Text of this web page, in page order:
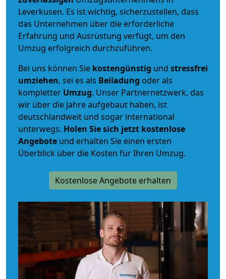
Leverkusen. Es ist wichtig, sicherzustellen, dass
das Unternehmen über die erforderliche
Erfahrung und Ausrüstung verfügt, um den
Umzug erfolgreich durchzuführen.
Bei uns können Sie kostengünstig und stressfrei
umziehen, sei es als Beiladung oder als
kompletter Umzug. Unser Partnernetzwerk, das
wir über die Jahre aufgebaut haben, ist
deutschlandweit und sogar international
unterwegs. Holen Sie sich jetzt kostenlose
Angebote und erhalten Sie einen ersten
Überblick über die Kosten für Ihren Umzug.
Kostenlose Angebote erhalten